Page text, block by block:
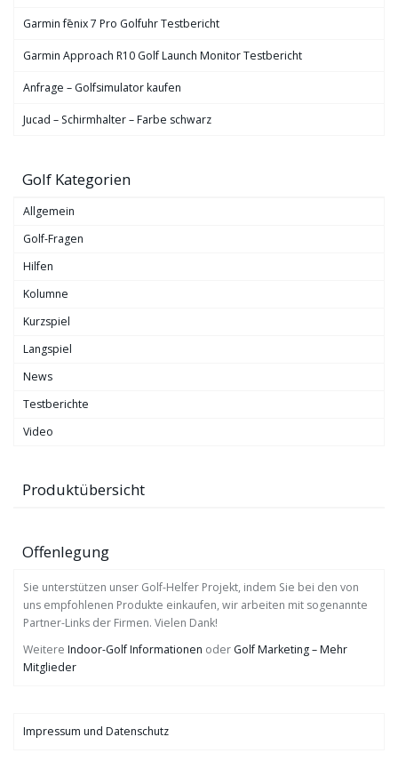
Garmin fēnix 7 Pro Golfuhr Testbericht
Garmin Approach R10 Golf Launch Monitor Testbericht
Anfrage – Golfsimulator kaufen
Jucad – Schirmhalter – Farbe schwarz
Golf Kategorien
Allgemein
Golf-Fragen
Hilfen
Kolumne
Kurzspiel
Langspiel
News
Testberichte
Video
Produktübersicht
Offenlegung
Sie unterstützen unser Golf-Helfer Projekt, indem Sie bei den von
uns empfohlenen Produkte einkaufen, wir arbeiten mit sogenannte
Partner-Links der Firmen. Vielen Dank!
Weitere Indoor-Golf Informationen oder Golf Marketing – Mehr
Mitglieder
Impressum und Datenschutz